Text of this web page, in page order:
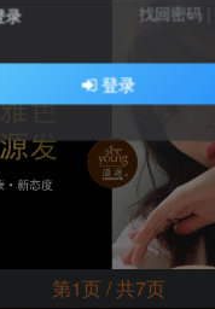
第1页 / 共7页
录 找回密码
登录